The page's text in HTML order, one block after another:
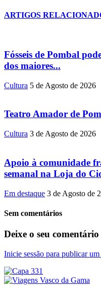
ARTIGOS
Fósseis de Pombal
dos maiores...
Cultura 5 de Agosto de 2026
Teatro Amador de
Cultura 3 de Agosto de 2026
Apoio à comunidade
semanal na Loja do
Em destaque 3 de Agosto de
Sem comentários
Deixe o seu comentário
Inicie sessão para publicar